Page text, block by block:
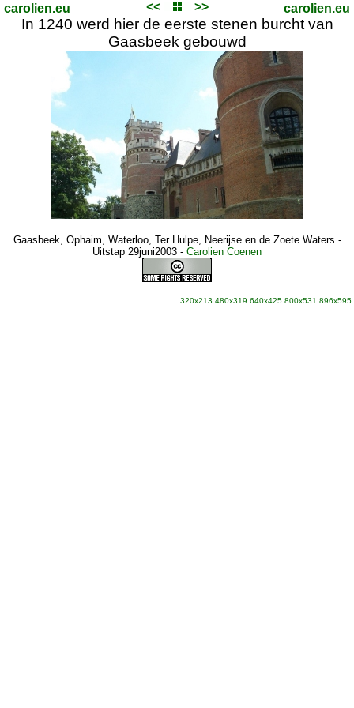
carolien.eu << >> carolien.eu
In 1240 werd hier de eerste stenen burcht van
Gaasbeek gebouwd
Gaasbeek, Ophaim, Waterloo, Ter Hulpe, Neerijse en de Zoete Waters -
Uitstap 29juni2003 - Carolien Coenen
320x213 480x319 640x425 800x531 896x595